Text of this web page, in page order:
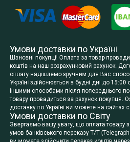
Умови доставки по Україні
Шановні покупці! Оплата за товар
коштів на наш розрахунковий рахунок.
оплату надішлемо зручним для Вас
Україні здійснюється в будні дні до
іншими способами після попереднього
товару провадиться за рахунок покупця.
доставку по Україні ви можете на сайтах
Умови доставки по Світу
Звертаємо вашу увагу, що оплата товару
умов банківського переказу T/T